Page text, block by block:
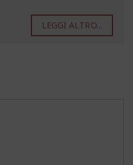
LEGGI ALTRO...